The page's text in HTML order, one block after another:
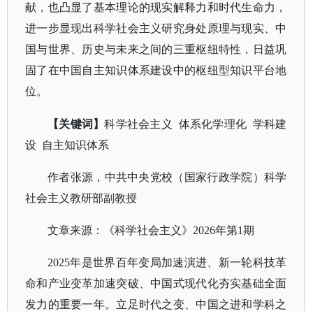
献，也凸显了基本理论的现实解释力和时代生命力，
进一步显现出科学社会主义研究身处原理与现实、中
国与世界、历史与未来之间的三重枢纽特性，日益巩
固了在中国自主知识体系建设中的枢纽型知识平台地
位。
【关键词】科学社会主义
体系化学理化 学科建
设 自主知识体系
作者张源，中共中央党校（国家行政学院）科学
社会主义教研部副教授
文章来源：《科学社会主义》 2026年第1期
2025年是世界百年变局加速演进、新一轮科技革
命和产业变革加速突破、中国式现代化夯实基础全面
发力的重要一年。立足时代之变、中国之进和学科之